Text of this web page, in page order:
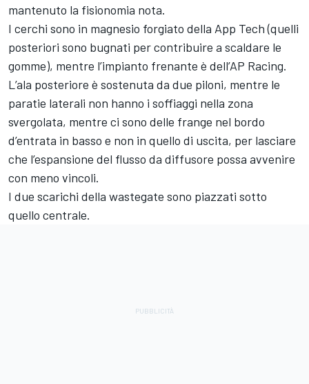
mantenuto la fisionomia nota.
I cerchi sono in magnesio forgiato della App Tech (quelli
posteriori sono bugnati per contribuire a scaldare le
gomme), mentre l’impianto frenante è dell’AP Racing.
L’ala posteriore è sostenuta da due piloni, mentre le
paratie laterali non hanno i soffiaggi nella zona
svergolata, mentre ci sono delle frange nel bordo
d’entrata in basso e non in quello di uscita, per lasciare
che l’espansione del flusso da diffusore possa avvenire
con meno vincoli.
I due scarichi della wastegate sono piazzati sotto
quello centrale.